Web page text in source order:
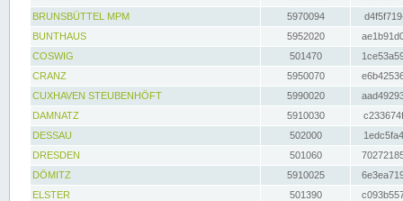
BRUNSBÜTTEL MPM
5970094
BUNTHAUS
5952020
COSWIG
501470
CRANZ
5950070
CUXHAVEN STEUBENHÖFT
5990020
DAMNATZ
5910030
DESSAU
502000
DRESDEN
501060
DÖMITZ
5910025
ELSTER
501390